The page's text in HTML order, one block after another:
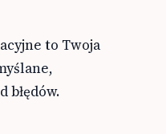
to Twoja
błędów.